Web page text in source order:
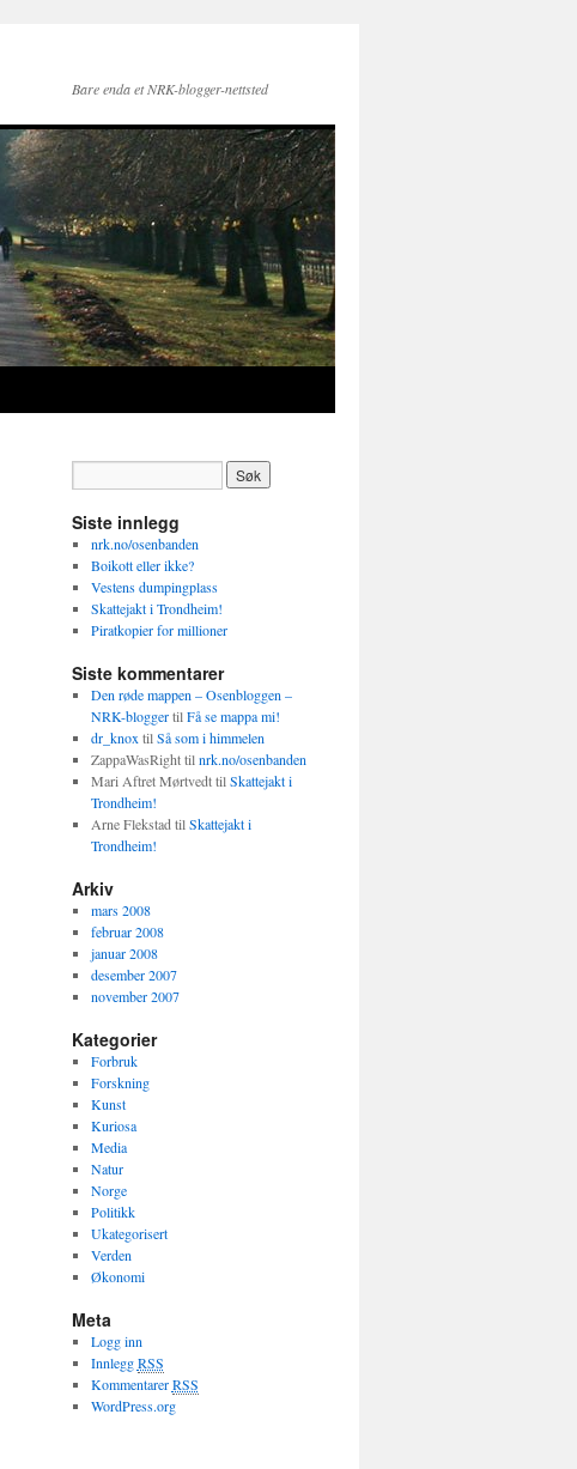
Bare enda et NRK-blogger-nettsted
Siste innlegg
nrk.no/osenbanden
Boikott eller ikke?
Vestens dumpingplass
Skattejakt i Trondheim!
Piratkopier for millioner
Siste kommentarer
Den røde mappen – Osenbloggen –
NRK-bloggertilFå se mappa mi!
dr_knox tilSå som i himmelen
ZappaWasRighttilnrk.no/osenbanden
Mari Aftret MørtvedttilSkattejakt i
Trondheim!
Arne Flekstad tilSkattejakt i
Trondheim!
Arkiv
mars 2008
februar 2008
januar 2008
desember 2007
november 2007
Kategorier
Forbruk
Forskning
Kunst
Kuriosa
Media
Natur
Norge
Politikk
Ukategorisert
Verden
Økonomi
Meta
Logg inn
InnleggRSS
KommentarerRSS
WordPress.org